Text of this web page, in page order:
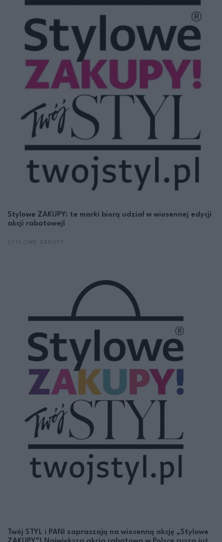
Stylowe ZAKUPY: te marki biorą udział w wiosennej edycji
akcji rabatowej!
Twój STYL i PANI zapraszają na wiosenną akcję „Stylowe